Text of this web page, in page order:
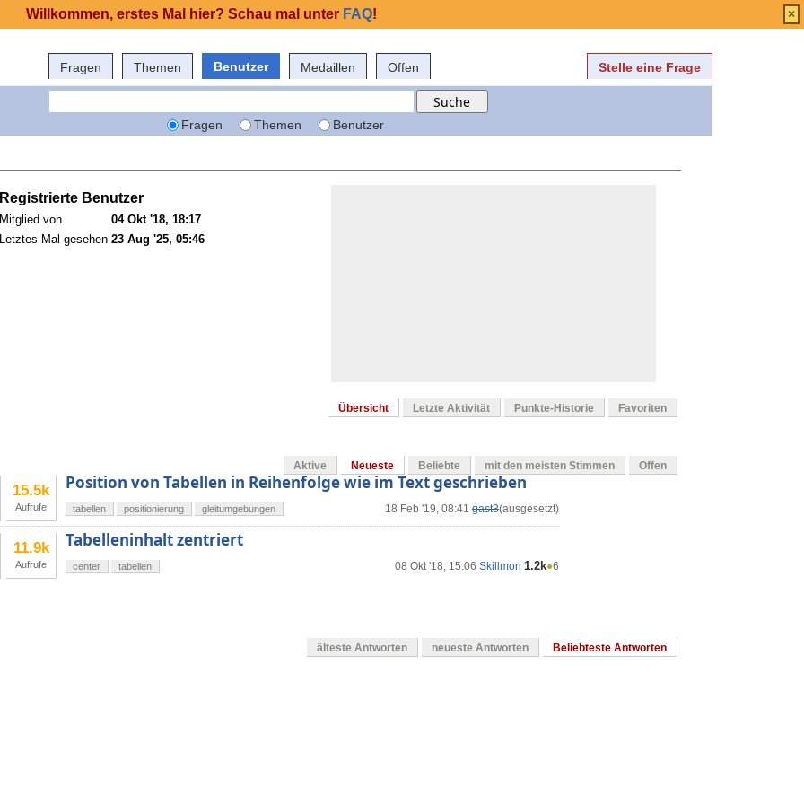
Fragen Themen Benutzer Medaillen Offen Stelle eine Frage
Fragen Themen Benutzer
Registrierte Benutzer
Mitglied von
04 Okt '18, 18:17
Letztes Mal gesehen 23 Aug '25, 05:46
Übersicht Letzte Aktivität Punkte-Historie Favoriten
Aktive Neueste Beliebte mit den meisten Stimmen Offen
15.5k
Aufrufe
Position von Tabellen in Reihenfolge wie im Text geschrieben
18 Feb '19, 08:41 gast3(ausgesetzt)
tabellen positionierung gleitumgebungen
11.9k
Aufrufe
Tabelleninhalt zentriert
08 Okt '18, 15:06 Skillmon 1.2k●6
center tabellen
älteste Antworten neueste Antworten Beliebteste Antworten
Willkommen, erstes Mal hier? Schau mal unter FAQ! ×